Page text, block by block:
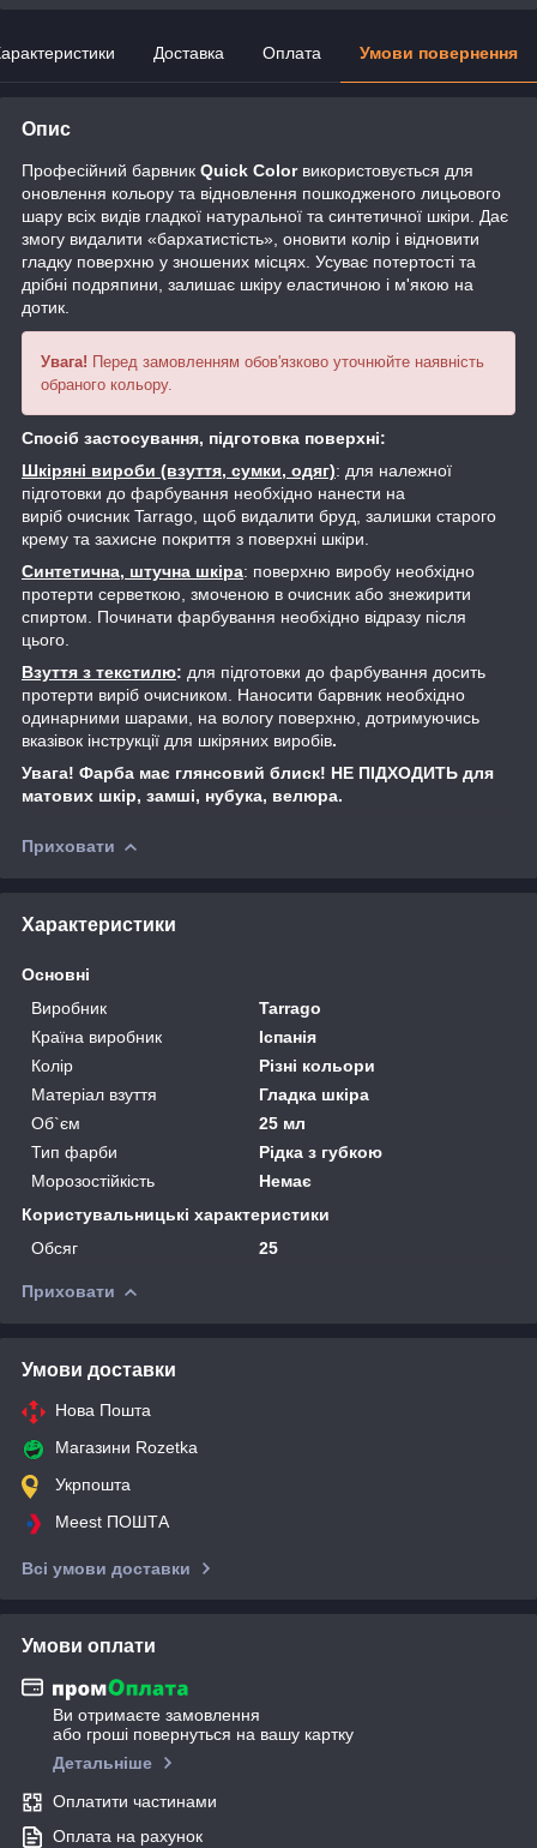
Доставка Оплата Умови повернення
Опис
Професійний барвник Quick Colorвикористовується для
оновлення кольору та відновлення пошкодженого лицьового
шару всіх видів гладкої натуральної та синтетичної шкіри. Дає
змогу видалити «бархатистість», оновити колір і відновити
гладку поверхню у зношених місцях. Усуває потертості та
дрібні подряпини, залишає шкіру еластичною і м'якою на
дотик.
Увага! Перед замовленням обов'язково уточнюйте наявність
обраного кольору.
Спосіб застосування, підготовка поверхні:
Шкіряні вироби (взуття, сумки, одяг): для належної
підготовки до фарбування необхідно нанести на
виріб очисник Tarrago, щоб видалити бруд, залишки старого
крему та захисне покриття з поверхні шкіри.
Синтетична, штучна шкіра: поверхню виробу необхідно
протерти серветкою, змоченою в очисник або знежирити
спиртом. Починати фарбування необхідно відразу після
цього.
Взуття з текстилю: для підготовки до фарбування досить
протерти виріб очисником. Наносити барвник необхідно
одинарними шарами, на вологу поверхню, дотримуючись
вказівок інструкції для шкіряних виробів.
Увага! Фарба має глянсовий блиск! НЕ ПІДХОДИТЬ для
матових шкір, замші, нубука, велюра.
Приховати
Характеристики
Основні
Виробник
Tarrago
Країна виробник
Іспанія
Колір
Різні кольори
Матеріал взуття
Гладка шкіра
Об`єм
25 мл
Тип фарби
Рідка з губкою
Морозостійкість
Немає
Користувальницькі характеристики
Обсяг
25
Приховати
Умови доставки
Нова Пошта
Магазини Rozetka
Укрпошта
Meest ПОШТА
Всі умови доставки
Умови оплати
Ви отримаєте замовлення
або гроші повернуться на вашу картку
Детальніше
Оплатити частинами
Оплата на рахунок